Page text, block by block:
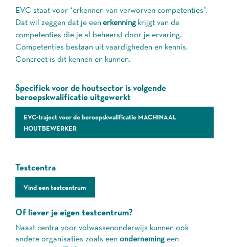
EVC staat voor ‘erkennen van verworven competenties’.
Dat wil zeggen dat je eenerkenning krijgt van de
competenties die je al beheerst door je ervaring.
Competenties bestaan uit vaardigheden en kennis.
Concreet is dit kennen en kunnen.
Specifiek voor de houtsector is volgende
beroepskwalificatie uitgewerkt
EVC-traject voor de beroepskwalificatie MACHINAAL
HOUTBEWERKER
Testcentra
Vind een testcentrum
Of liever je eigen testcentrum?
Naast centra voor volwassenonderwijs kunnen ook
andere organisaties zoals een onderneming een